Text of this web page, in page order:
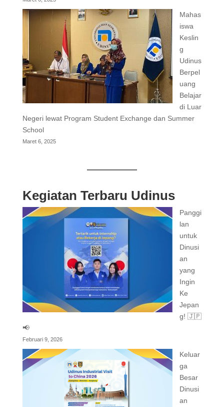
Mahas
iswa
Keslin
g
Udinus
Berpel
uang
Belajar
di Luar
Negeri lewat Program Student Exchange dan Summer
School
Maret 6, 2025
Kegiatan Terbaru Udinus
Panggi
lan
untuk
Dinusi
an
yang
Ingin
Ke
Jepan
g! 🇯🇵
📢
Februari 9, 2026
Keluar
ga
Besar
Dinusi
an